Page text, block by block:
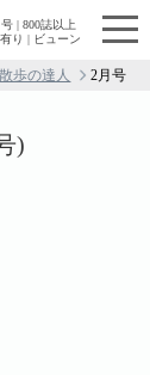
| 800誌以上
り | ビューン
散歩の達人 2月号
)